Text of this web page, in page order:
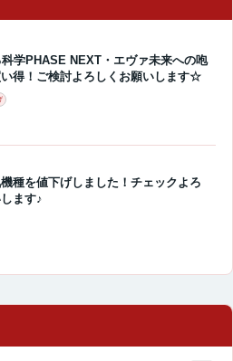
学PHASE NEXT・エヴァ未来への咆
得！ご検討よろしくお願いします☆
種を値下げしました！チェックよろ
ます♪